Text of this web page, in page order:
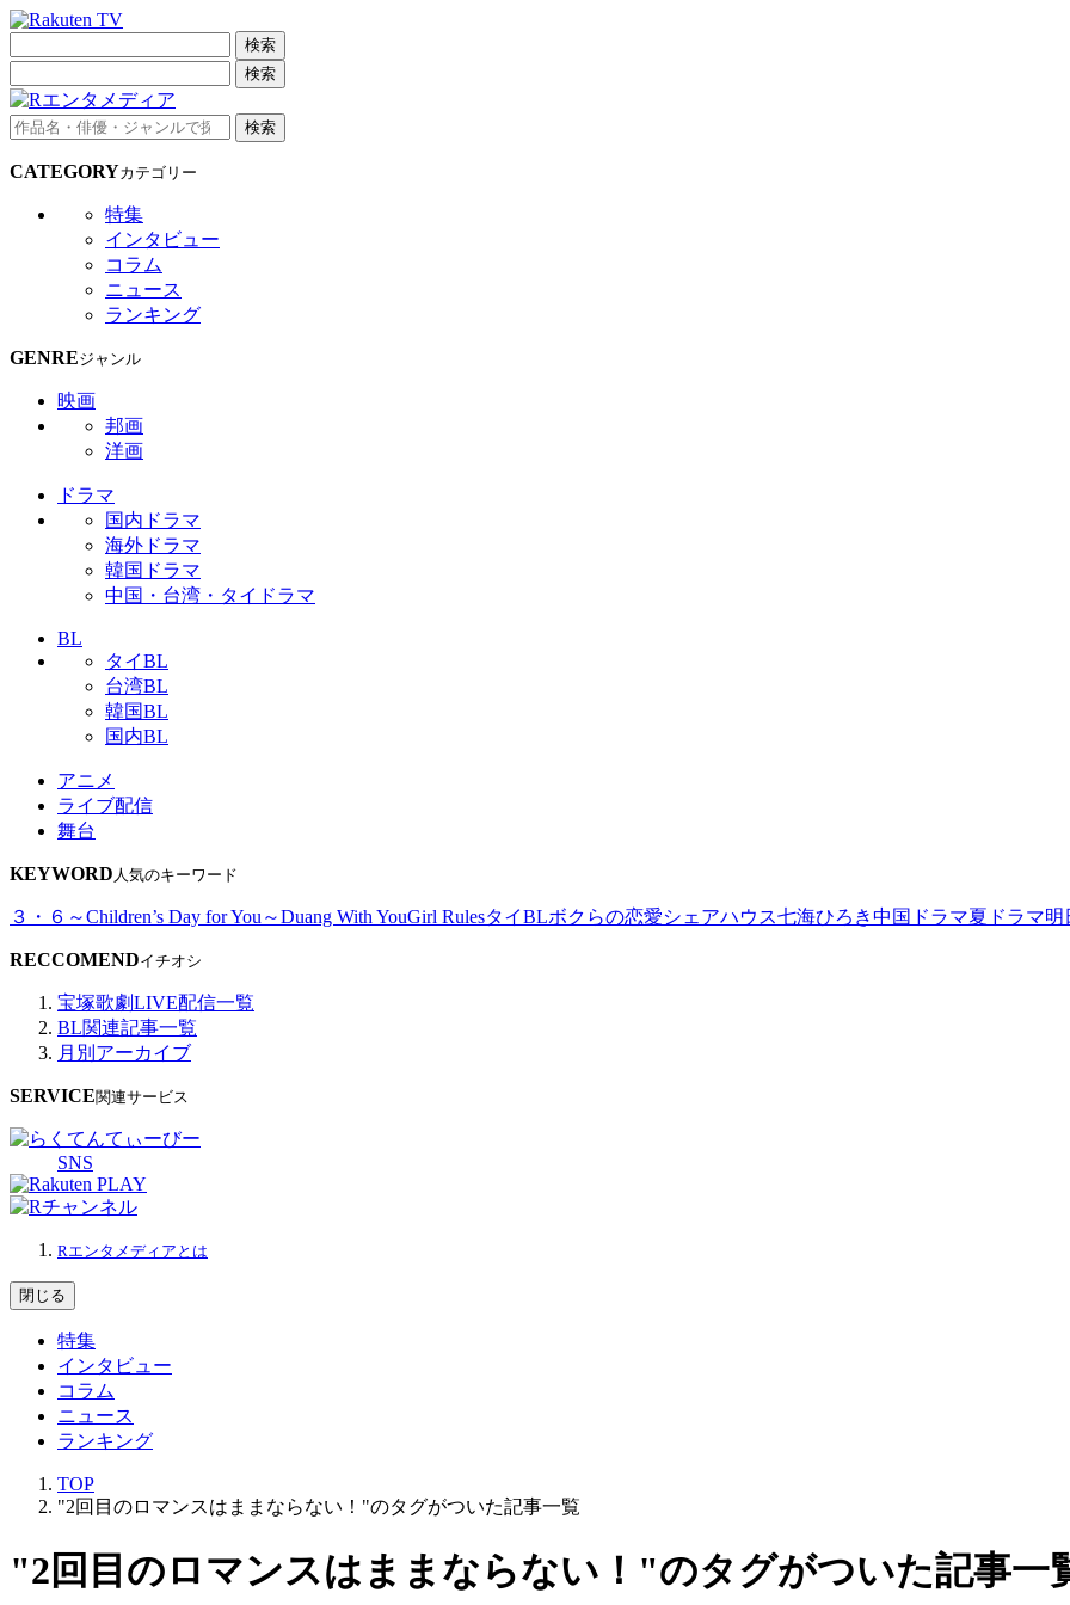
検索
検索
検索
CATEGORYカテゴリー
特集
インタビュー
コラム
ニュース
ランキング
GENREジャンル
映画
邦画
洋画
ドラマ
国内ドラマ
海外ドラマ
韓国ドラマ
中国・台湾・タイドラマ
BL
タイBL
台湾BL
韓国BL
国内BL
アニメ
ライブ配信
舞台
KEYWORD 人気のキーワード
３・６～Children’s Day for You～Duang With YouGirl RulesタイBLボクらの恋愛シェアハウス七海ひろき中国ドラマ夏ドラマ明
RECCOMENDイチオシ
宝塚歌劇LIVE配信一覧
BL関連記事一覧
月別アーカイブ
SERVICE関連サービス
SNS
Rエンタメディアとは
閉じる
特集
インタビュー
コラム
ニュース
ランキング
TOP
"2回目のロマンスはままならない！"のタグがついた記事一覧
"2回目のロマンスはままならない！"のタグがついた記事一